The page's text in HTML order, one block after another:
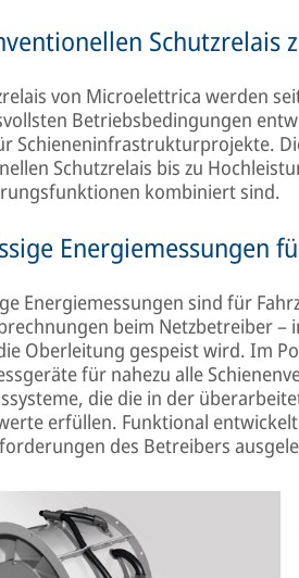
Schutzrelais
von Microelettrica werden
Betriebsbedingungen
Schieneninfrastrukturprojekte.
Schutzrelais bis zu
kombiniert sind.
Energiemessungen
Energiemessungen sind für
beim Netzbetreiber
Oberleitung gespeist wird. Im
für nahezu alle
die die in der
erfüllen. Funktional
des Betreibers